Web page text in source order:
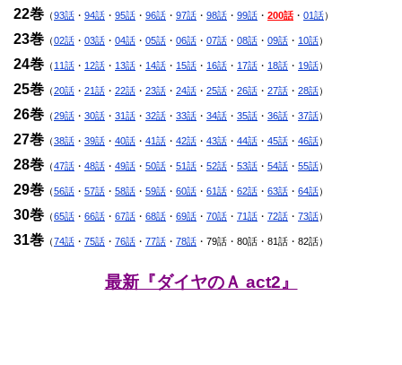
22巻 （93話 ・ 94話 ・ 95話 ・ 96話 ・ 97話 ・ 98話 ・ 99話 ・ 200話 ・ 01話）
23巻 （02話 ・ 03話 ・ 04話 ・ 05話 ・ 06話 ・ 07話 ・ 08話 ・ 09話 ・ 10話）
24巻 （11話 ・ 12話 ・ 13話 ・ 14話 ・ 15話 ・ 16話 ・ 17話 ・ 18話 ・ 19話）
25巻 （20話 ・ 21話 ・ 22話 ・ 23話 ・ 24話 ・ 25話 ・ 26話 ・ 27話 ・ 28話）
26巻 （29話 ・ 30話 ・ 31話 ・ 32話 ・ 33話 ・ 34話 ・ 35話 ・ 36話 ・ 37話）
27巻 （38話 ・ 39話 ・ 40話 ・ 41話 ・ 42話 ・ 43話 ・ 44話 ・ 45話 ・ 46話）
28巻 （47話 ・ 48話 ・ 49話 ・ 50話 ・ 51話 ・ 52話 ・ 53話 ・ 54話 ・ 55話）
29巻 （56話 ・ 57話 ・ 58話 ・ 59話 ・ 60話 ・ 61話 ・ 62話 ・ 63話 ・ 64話）
30巻 （65話 ・ 66話 ・ 67話 ・ 68話 ・ 69話 ・ 70話 ・ 71話 ・ 72話 ・ 73話）
31巻 （74話 ・ 75話 ・ 76話 ・ 77話 ・ 78話 ・79話・80話・81話・82話）
最新『ダイヤのＡ act2』